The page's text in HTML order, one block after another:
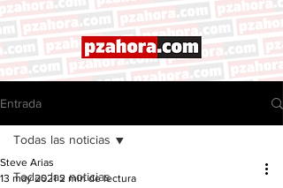
Entrada
Todas las noticias
Todas las noticias
Steve Arias
13 may 2021 2 min de lectura